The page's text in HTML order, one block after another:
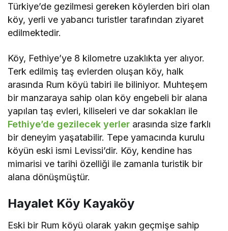
Türkiye’de gezilmesi gereken köylerden biri olan
köy, yerli ve yabancı turistler tarafından ziyaret
edilmektedir.
Köy, Fethiye’ye 8 kilometre uzaklıkta yer alıyor.
Terk edilmiş taş evlerden oluşan köy, halk
arasında Rum köyü tabiri ile biliniyor. Muhteşem
bir manzaraya sahip olan köy engebeli bir alana
yapılan taş evleri, kiliseleri ve dar sokakları ile
Fethiye’de gezilecek yerler arasında size farklı
bir deneyim yaşatabilir. Tepe yamacında kurulu
köyün eski ismi Levissi’dir. Köy, kendine has
mimarisi ve tarihi özelliği ile zamanla turistik bir
alana dönüşmüştür.
Hayalet Köy Kayaköy
Eski bir Rum köyü olarak yakın geçmişe sahip